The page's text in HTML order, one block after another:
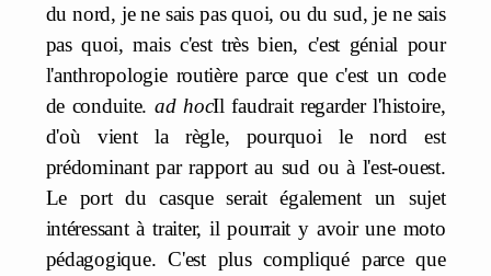
du nord, je ne sais pas quoi, ou du sud, je ne sais
pas quoi, mais c'est très bien, c'est génial pour
l'anthropologie routière parce que c'est un code
de conduite. ad hocIl faudrait regarder l'histoire,
d'où vient la règle, pourquoi le nord est
prédominant par rapport au sud ou à l'est-ouest.
Le port du casque serait également un sujet
intéressant à traiter, il pourrait y avoir une moto
pédagogique. C'est plus compliqué parce que